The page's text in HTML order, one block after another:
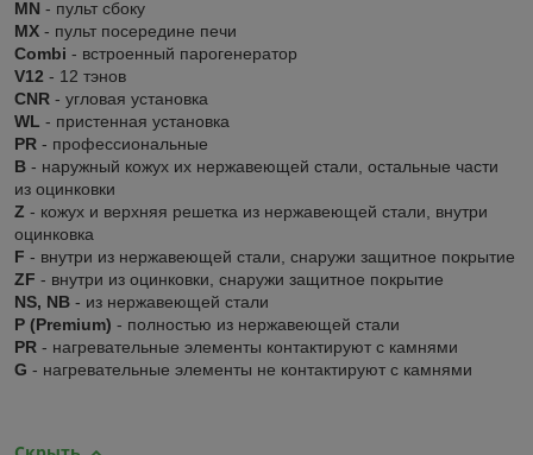
MN - пульт сбоку
MX - пульт посередине печи
Combi - встроенный парогенератор
V12 - 12 тэнов
CNR - угловая установка
WL - пристенная установка
PR - профессиональные
В - наружный кожух их нержавеющей стали, остальные части
из оцинковки
Z - кожух и верхняя решетка из нержавеющей стали, внутри
оцинковка
F - внутри из нержавеющей стали, снаружи защитное покрытие
ZF - внутри из оцинковки, снаружи защитное покрытие
NS, NB - из нержавеющей стали
P (Premium) - полностью из нержавеющей стали
PR - нагревательные элементы контактируют с камнями
G - нагревательные элементы не контактируют с камнями